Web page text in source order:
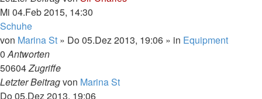
Mi 04.Feb 2015, 14:30
Schuhe
von Marina St » Do 05.Dez 2013, 19:06 » in Equipment
0Antworten
50604Zugriffe
Letzter Beitragvon Marina St
Do 05.Dez 2013, 19:06